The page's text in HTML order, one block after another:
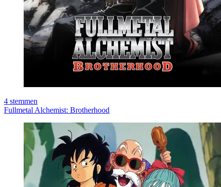
4 stemmen
Fullmetal Alchemist: Brotherhood